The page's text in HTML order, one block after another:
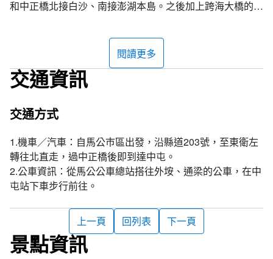
和中正橋北接白沙、南接澎湖本島。之後加上跨海大橋的興
風力發電廠位於澎湖縣白沙鄉中屯村，於2001年10月正式
商業運轉，風力發電廠位於中屯第二苗圃，目前已規劃為風
車公園，成為澎湖縣白沙鄉的著名旅遊景點和新地標。這座
風力發電廠為台灣第二座，是澎湖第三代風力發電機，風力
發電機組二期總計設置八組，每組可發電600千瓦，以電腦
控制變速功能。當風力變化時，葉片的角度亦可隨之調整，
轉速便可隨著發電需求調整，以維持穩定的發電功率。
風力發電的原理
風力發電是利用風力帶動風車葉片旋轉，透過增速機將旋轉
速便可發電，風力發電廠設置的地點必須具有風期長、平均
風速大、風力平穩且不受遮擋等風場條件，加上地理環境適
宜，才能減少投資成本並增加電力。
閱讀更多
交通資訊
交通方式
1.機車／汽車：自馬公巿區出發，沿縣道203號，至東衛左
轉往北直走，過中正橋後即到達中屯。
2.公車資訊：從馬公公車總站搭往外垵、通梁的公車，在中
屯站下車步行前往。
上一頁 回列表 下一頁
景點資訊